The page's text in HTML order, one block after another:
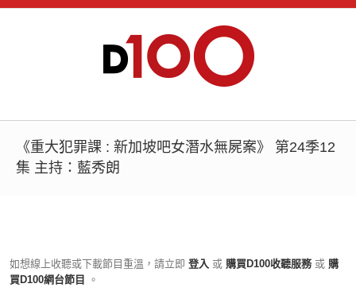
《重大犯罪課 : 新加坡吧女潛水無屍案》 第24季12
集 主持：藍秀朗
如想線上收聽或下載節目重溫，請立即 登入 或 購買D100收聽服務 或 購
買D100網台節目
。